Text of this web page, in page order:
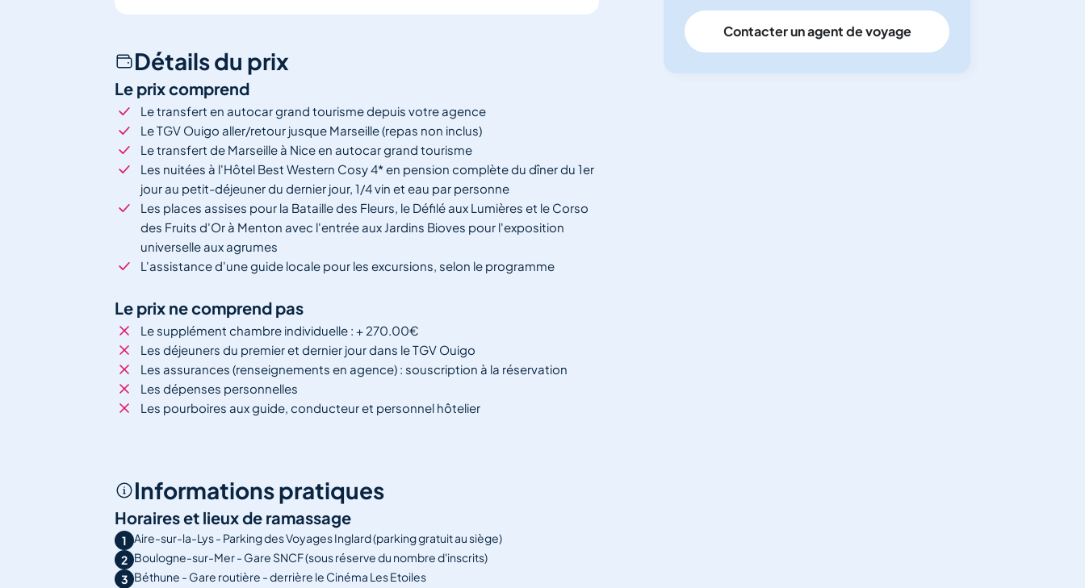
Détails du prix
Le prix comprend
Le transfert en autocar grand tourisme depuis votre agence
Le TGV Ouigo aller/retour jusque Marseille (repas non inclus)
Le transfert de Marseille à Nice en autocar grand tourisme
Les nuitées à l'Hôtel Best Western Cosy 4* en pension complète du dîner du 1er
jour au petit-déjeuner du dernier jour, 1/4 vin et eau par personne
Les places assises pour la Bataille des Fleurs, le Défilé aux Lumières et le Corso
des Fruits d'Or à Menton avec l'entrée aux Jardins Bioves pour l'exposition
universelle aux agrumes
L'assistance d'une guide locale pour les excursions, selon le programme
Le prix ne comprend pas
Le supplément chambre individuelle : + 270.00€
Les déjeuners du premier et dernier jour dans le TGV Ouigo
Les assurances (renseignements en agence) : souscription à la réservation
Les dépenses personnelles
Les pourboires aux guide, conducteur et personnel hôtelier
Informations pratiques
Horaires et lieux de ramassage
1 Aire-sur-la-Lys - Parking des Voyages Inglard (parking gratuit au siège)
2 Boulogne-sur-Mer - Gare SNCF (sous réserve du nombre d'inscrits)
3 Béthune - Gare routière - derrière le Cinéma Les Etoiles
Contacter un agent de voyage